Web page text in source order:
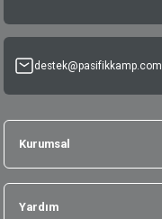
destek@pasifikkamp.com
Kurumsal
Yardım